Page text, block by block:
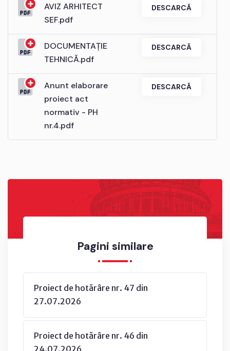
Pagini similare
Proiect de hotărâre nr. 47 din
27.07.2026
Proiect de hotărâre nr. 46 din
24.07.2026
AVIZ ARHITECT
SEF.pdf
DESCARCĂ
DOCUMENTAȚIE
TEHNICĂ.pdf
DESCARCĂ
Anunt elaborare
proiect act
normativ - PH
nr.4.pdf
DESCARCĂ